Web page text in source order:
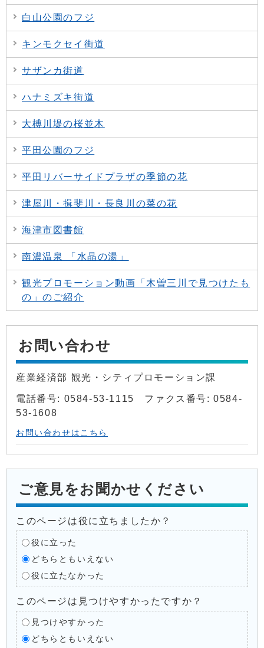
白山公園のフジ
キンモクセイ街道
サザンカ街道
ハナミズキ街道
大榑川堤の桜並木
平田公園のフジ
平田リバーサイドプラザの季節の花
津屋川・揖斐川・長良川の菜の花
海津市図書館
南濃温泉 「水晶の湯」
観光プロモーション動画「木曽三川で見つけたも
の」のご紹介
お問い合わせ
産業経済部 観光・シティプロモーション課
電話番号: 0584-53-1115 ファクス番号: 0584-
53-1608
お問い合わせはこちら
ご意見をお聞かせください
このページは役に立ちましたか？
役に立った
どちらともいえない
役に立たなかった
このページは見つけやすかったですか？
見つけやすかった
どちらともいえない